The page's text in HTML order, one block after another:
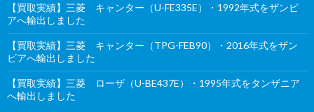
【買取実績】三菱 キャンター（U-FE335E）・1992年式をザンビ
アへ輸出しました
【買取実績】三菱 キャンター（TPG-FEB90）・2016年式をザン
ビアへ輸出しました
【買取実績】三菱 ローザ（U-BE437E）・1995年式をタンザニア
へ輸出しました